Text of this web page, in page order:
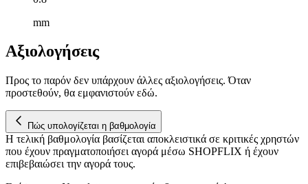
mm
Αξιολογήσεις
Προς το παρόν δεν υπάρχουν άλλες αξιολογήσεις. Όταν
προστεθούν, θα εμφανιστούν εδώ.
Πώς υπολογίζεται η βαθμολογία
Η τελική βαθμολογία βασίζεται αποκλειστικά σε κριτικές χρηστών
που έχουν πραγματοποιήσει αγορά μέσω SHOPFLIX ή έχουν
επιβεβαιώσει την αγορά τους.